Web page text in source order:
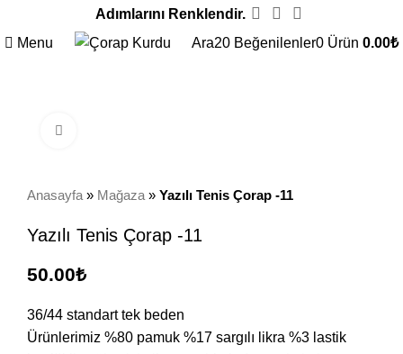
Adımlarını Renklendir.
Menu
Ara20 Beğenilenler0 Ürün 0.00₺
Anasayfa » Mağaza » Yazılı Tenis Çorap -11
Yazılı Tenis Çorap -11
50.00₺
36/44 standart tek beden
Ürünlerimiz %80 pamuk %17 sargılı likra %3 lastik